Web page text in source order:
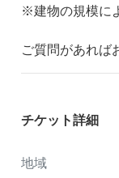
※建物の規模に
ご質問があれば
チケット詳細
地域